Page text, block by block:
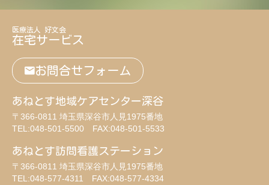
医療法人 好文会
在宅サービス
お問合せフォーム
あねとす地域ケアセンター深谷
〒366-0811 埼玉県深谷市人見1975番地
TEL:048-501-5500 FAX:048-501-5533
あねとす訪問看護ステーション
〒366-0811 埼玉県深谷市人見1975番地
TEL:048-577-4311 FAX:048-577-4334